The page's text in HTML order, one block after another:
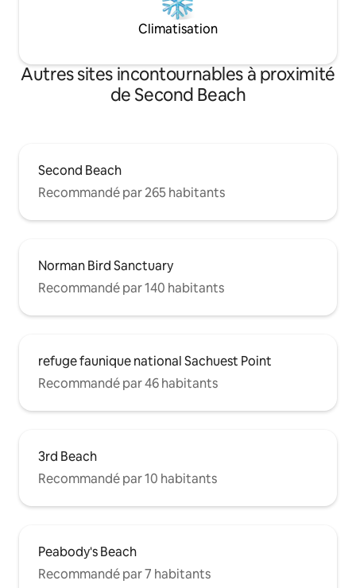
Climatisation
Autres sites incontournables à proximité
de Second Beach
Second Beach
Recommandé par 265 habitants
Norman Bird Sanctuary
Recommandé par 140 habitants
refuge faunique national Sachuest Point
Recommandé par 46 habitants
3rd Beach
Recommandé par 10 habitants
Peabody's Beach
Recommandé par 7 habitants